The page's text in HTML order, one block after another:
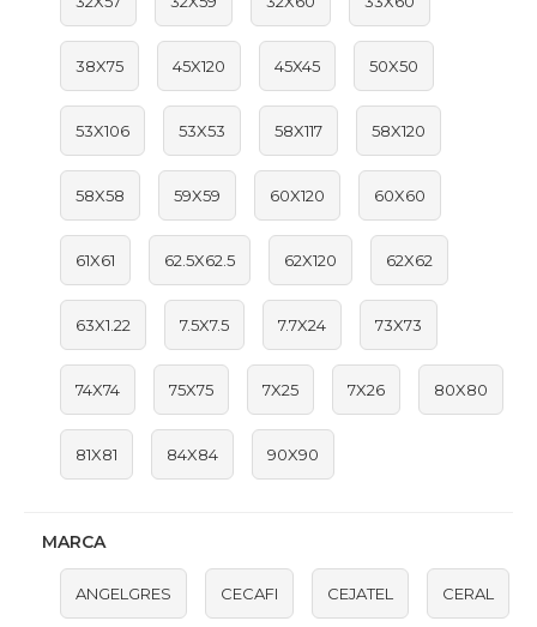
38X75 45X120 45X45 50X50
53X106 53X53 58X117 58X120
58X58 59X59 60X120 60X60
61X61 62.5X62.5 62X120 62X62
63X1.22 7.5X7.5 7.7X24 73X73
74X74 75X75 7X25 7X26 80X80
81X81 84X84 90X90
MARCA
ANGELGRES CECAFI CEJATEL CERAL